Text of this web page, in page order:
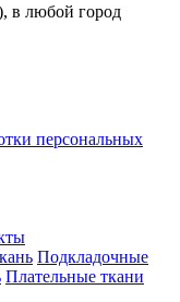
в любой город
персональных
Подкладочные
Плательные ткани